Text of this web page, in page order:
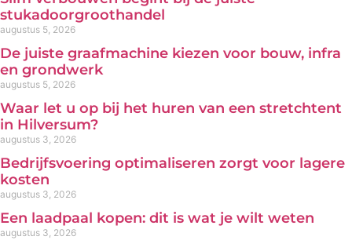
stukadoorgroothandel
augustus 5, 2026
De juiste graafmachine kiezen voor bouw, infra
en grondwerk
augustus 5, 2026
Waar let u op bij het huren van een stretchtent
in Hilversum?
augustus 3, 2026
Bedrijfsvoering optimaliseren zorgt voor lagere
kosten
augustus 3, 2026
Een laadpaal kopen: dit is wat je wilt weten
augustus 3, 2026